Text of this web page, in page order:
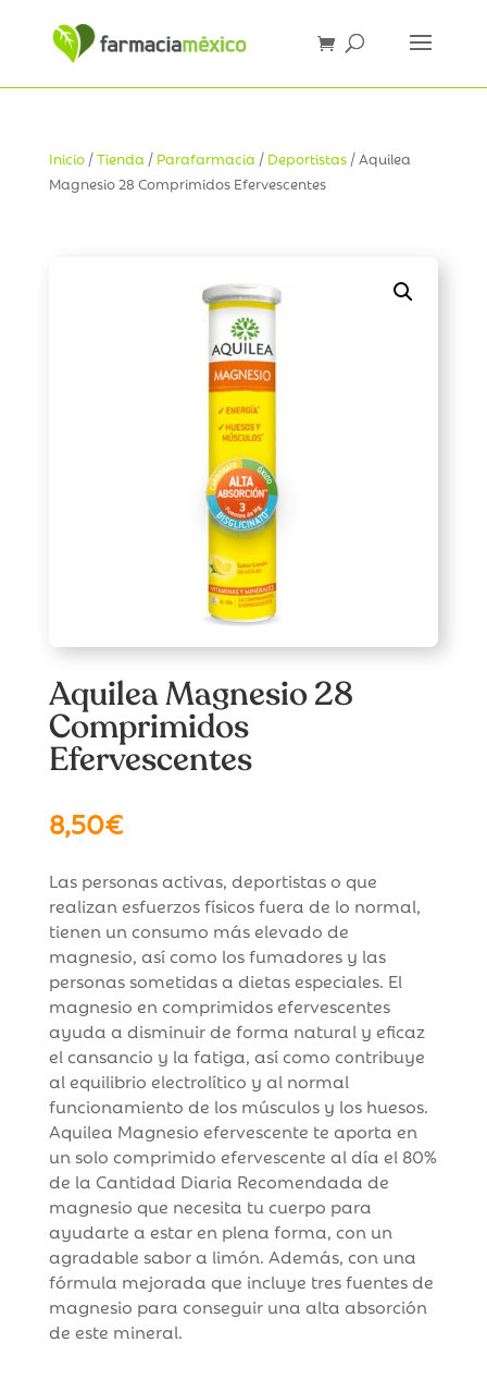
Inicio/Tienda / Parafarmacia / Deportistas/ Aquilea
Magnesio 28 Comprimidos Efervescentes
Aquilea Magnesio 28
Comprimidos
Efervescentes
8,50€
Las personas activas, deportistas o que
realizan esfuerzos físicos fuera de lo normal,
tienen un consumo más elevado de
magnesio, así como los fumadores y las
personas sometidas a dietas especiales. El
magnesio en comprimidos efervescentes
ayuda a disminuir de forma natural y eficaz
el cansancio y la fatiga, así como contribuye
al equilibrio electrolítico y al normal
funcionamiento de los músculos y los huesos.
Aquilea Magnesio efervescente te aporta en
un solo comprimido efervescente al día el 80%
de la Cantidad Diaria Recomendada de
magnesio que necesita tu cuerpo para
ayudarte a estar en plena forma, con un
agradable sabor a limón. Además, con una
fórmula mejorada que incluye tres fuentes de
magnesio para conseguir una alta absorción
de este mineral.